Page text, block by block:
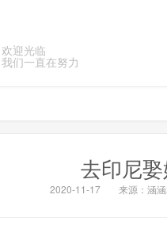
欢迎光临
我们一直在努力
去印尼
2020-11-17 来源：涵